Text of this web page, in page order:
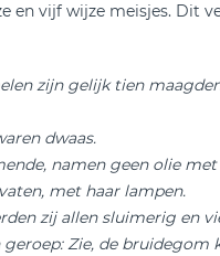
en vijf wijze meisjes. Dit
zijn gelijk tien
dwaas.
namen geen olie met
met haar lampen.
zij allen sluimerig en
Zie, de